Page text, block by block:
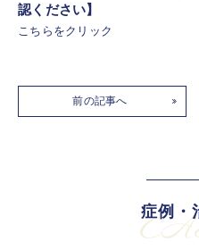
認ください】
こちらをクリック
前の記事へ
症例・